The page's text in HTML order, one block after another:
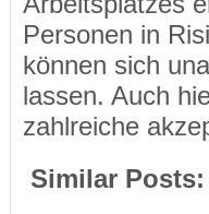
Personen in
können sich
lassen. Auch
zahlreiche
Similar Posts: